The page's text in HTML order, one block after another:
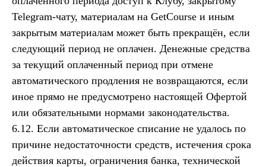
Telegram-чату, материалам на GetCourse и иным
закрытым материалам может быть прекращён, если
следующий период не оплачен. Денежные средства
за текущий оплаченный период при отмене
автоматического продления не возвращаются, если
иное прямо не предусмотрено настоящей Офертой
или обязательными нормами законодательства.
6.12. Если автоматическое списание не удалось по
причине недостаточности средств, истечения срока
действия карты, ограничения банка, технической